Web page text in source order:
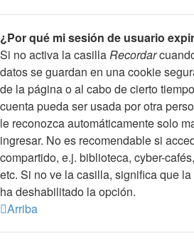
¿Por qué mi sesión de usuario
Si no activa la casillaRecordar
datos se guardan en una cookie
de la página o al cabo de cierto
cuenta pueda ser usada por otra
le reconozca automáticamente solo
ingresar. No es recomendable si
compartido, e.j. biblioteca, cyber-
etc. Si no ve la casilla, significa que
ha deshabilitado la opción.
Arriba